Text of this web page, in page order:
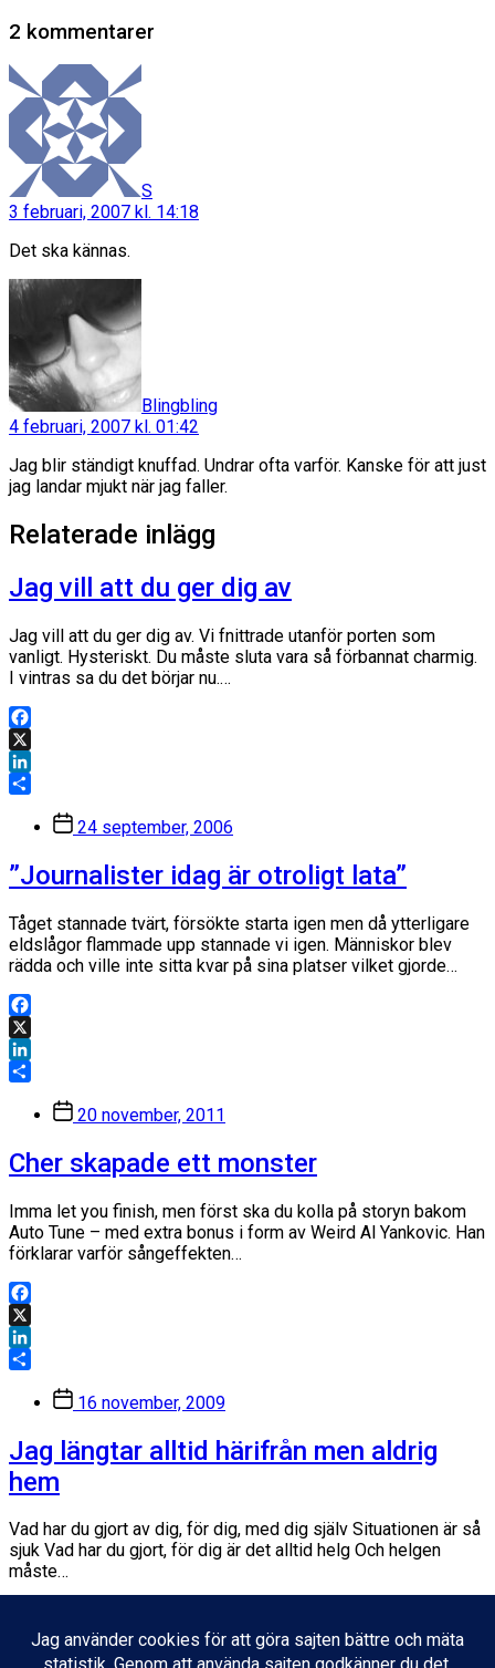
2 kommentarer
S
3 februari, 2007 kl. 14:18
Det ska kännas.
Blingbling
4 februari, 2007 kl. 01:42
Jag blir ständigt knuffad. Undrar ofta varför. Kanske för att just
jag landar mjukt när jag faller.
Relaterade inlägg
Jag vill att du ger dig av
Jag vill att du ger dig av. Vi fnittrade utanför porten som
vanligt. Hysteriskt. Du måste sluta vara så förbannat charmig.
I vintras sa du det börjar nu.…
Facebook
X
LinkedIn
Inläggsdatum
24 september, 2006
”Journalister idag är otroligt lata”
Tåget stannade tvärt, försökte starta igen men då ytterligare
eldslågor flammade upp stannade vi igen. Människor blev
rädda och ville inte sitta kvar på sina platser vilket gjorde…
Facebook
X
LinkedIn
Inläggsdatum
20 november, 2011
Cher skapade ett monster
Imma let you finish, men först ska du kolla på storyn bakom
Auto Tune – med extra bonus i form av Weird Al Yankovic. Han
förklarar varför sångeffekten…
Facebook
X
LinkedIn
Inläggsdatum
16 november, 2009
Jag längtar alltid härifrån men aldrig
hem
Vad har du gjort av dig, för dig, med dig själv Situationen är så
sjuk Vad har du gjort, för dig är det alltid helg Och helgen
måste…
Facebook